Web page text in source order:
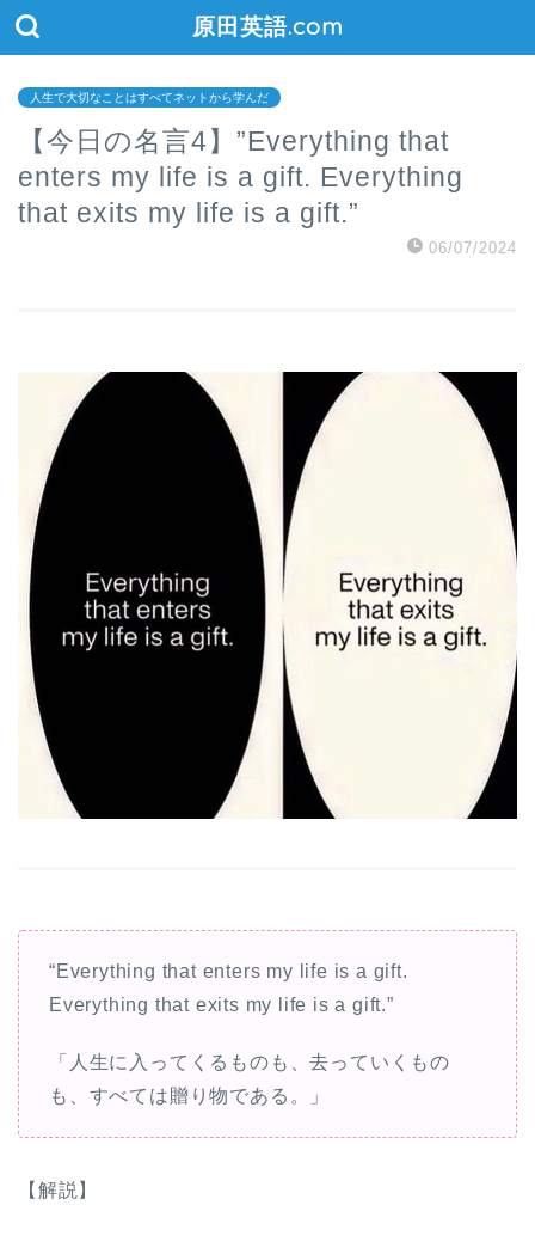
原田英語.com
人生で大切なことはすべてネットから学んだ
【今日の名言4】”Everything that
enters my life is a gift. Everything
that exits my life is a gift.”
06/07/2024
“Everything that enters my life is a gift.
Everything that exits my life is a gift.”
「人生に入ってくるものも、去っていくもの
も、すべては贈り物である。」
【解説】